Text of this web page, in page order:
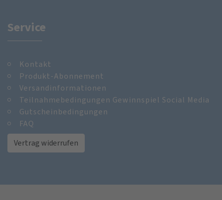
Service
Kontakt
Produkt-Abonnement
Versandinformationen
Teilnahmebedingungen Gewinnspiel Social Media
Gutscheinbedingungen
FAQ
Vertrag widerrufen